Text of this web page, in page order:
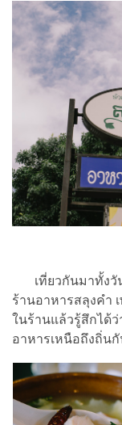
เที่ยวกันมาทั้งวัน
ร้านอาหารสลุงคำ
ในร้านแล้วรู้สึกได้
อาหารเหนือถึงถิ่น